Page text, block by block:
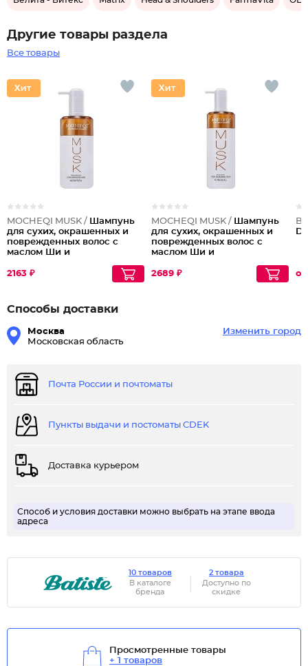
Другие товары раздела
Все товары
MOCHEQI MUSK / Шампунь
для сухих, окрашенных и
поврежденных волос с
маслом Ши и
кератином Nourishing
2163 ₽
MOCHEQI MUSK / Шампунь
для сухих, окрашенных и
поврежденных волос с
маслом Ши и
кератином Nourishing
2689 ₽ от
Способы доставки
Москва
Московская область
Изменить город
Почта России и почтоматы
Пункты выдачи и постоматы CDEK
Доставка курьером
Способ и условия доставки можно выбрать на этапе ввода
адреса
10 товаров
В каталоге
бренда
2 товара
Доступно по
скидке
Просмотренные товары
+ 1 товаров